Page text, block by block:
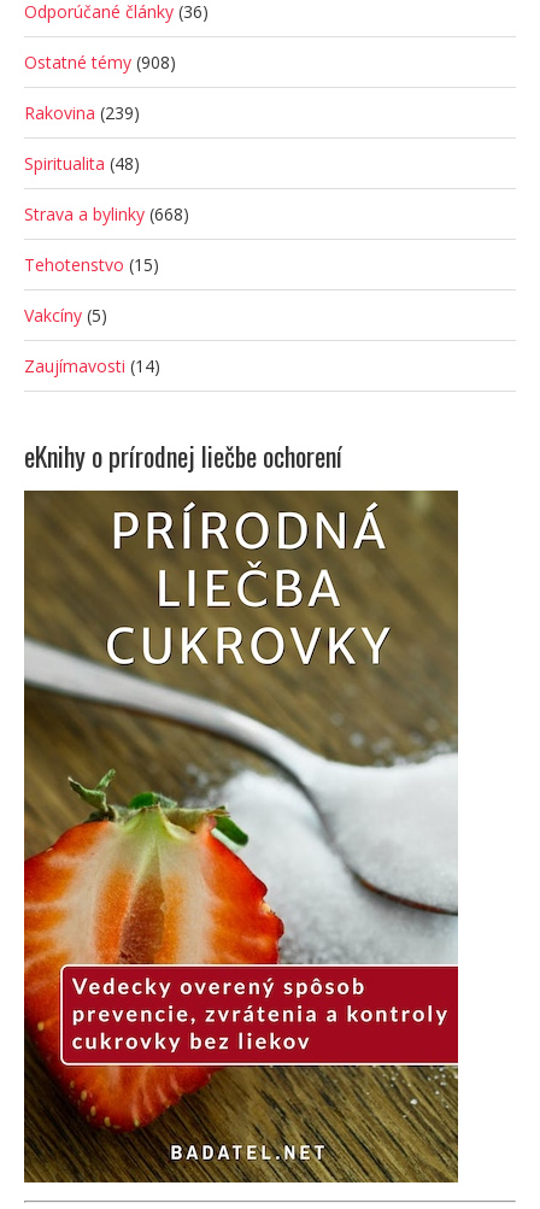
Odporúčané články (36)
Ostatné témy (908)
Rakovina (239)
Spiritualita (48)
Strava a bylinky (668)
Tehotenstvo (15)
Vakcíny (5)
Zaujímavosti (14)
eKnihy o prírodnej liečbe ochorení